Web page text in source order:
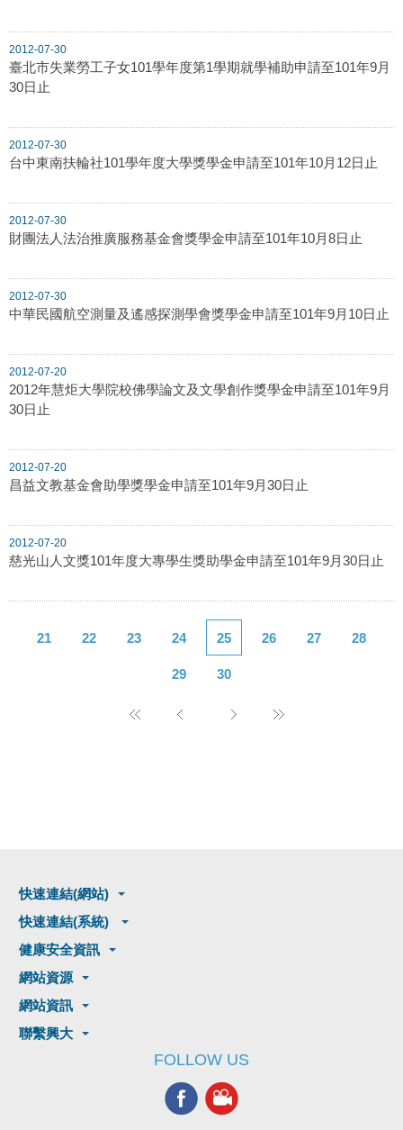
2012-07-30
臺北市失業勞工子女101學年度第1學期就學補助申請至101年9月
30日止
2012-07-30
台中東南扶輪社101學年度大學獎學金申請至101年10月12日止
2012-07-30
財團法人法治推廣服務基金會獎學金申請至101年10月8日止
2012-07-30
中華民國航空測量及遙感探測學會獎學金申請至101年9月10日止
2012-07-20
2012年慧炬大學院校佛學論文及文學創作獎學金申請至101年9月
30日止
2012-07-20
昌益文教基金會助學獎學金申請至101年9月30日止
2012-07-20
慈光山人文獎101年度大專學生獎助學金申請至101年9月30日止
21 22 23 24 25 26 27 28
29 30
快速連結(網站)
快速連結(系統)
健康安全資訊
網站資源
網站資訊
聯繫興大
FOLLOW US